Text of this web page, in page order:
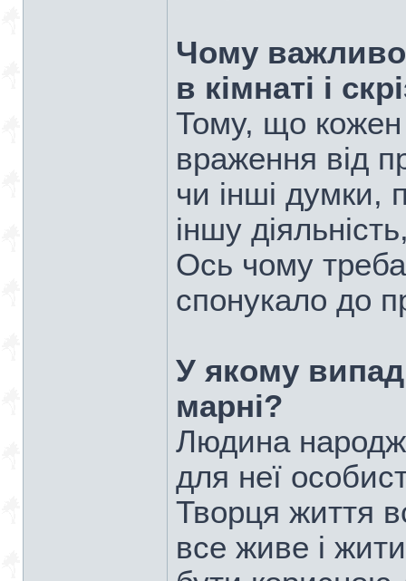
Чому важливо
в кімнаті і
Тому, що кожен
враження від
чи інші думки,
іншу
Ось чому
спонукало до
У якому
марні?
Людина
для неї
Творця життя
все живе і